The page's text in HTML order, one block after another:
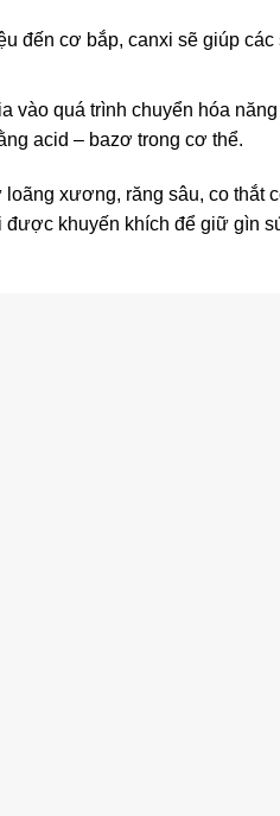
đến cơ bắp, canxi sẽ giúp
vào quá trình chuyển hóa
acid – bazơ trong cơ thể.
xương, răng sâu, co thắt
khuyến khích để giữ gìn